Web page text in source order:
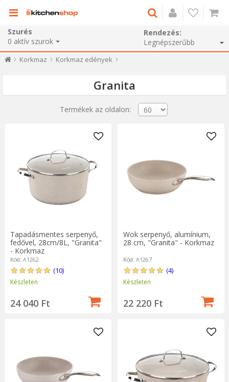
Szurés
0 aktív szurok
Rendezés:
Korkmaz Korkmaz edények
Granita
Termékek az oldalon:
Tapadásmentes serpenyő,
fedővel, 28cm/8L, "Granita"
- Korkmaz
Kód: A1262
(10)
Készleten
24 040 Ft
Wok serpenyő, alumínium,
28 cm, "Granita" - Korkmaz
Kód: A1267
(4)
Készleten
22 220 Ft